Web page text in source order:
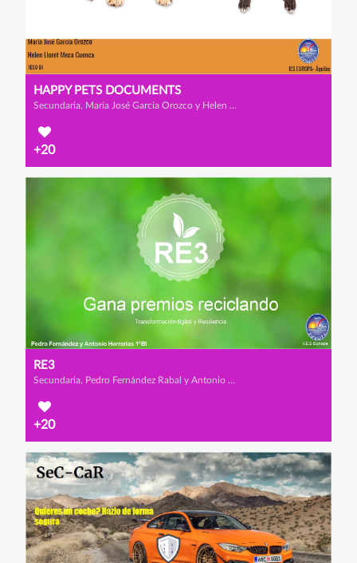
HAPPY PETS DOCUMENTS
Secundaria, María José García Orozco y Helen Lloret Meca Cuenca
+20
RE3
Secundaria, Pedro Fernández Rabal y Antonio Herrerías Salvador
+20